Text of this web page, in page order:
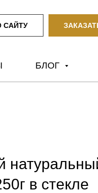
САЙТУ
БЛОГ
в стекле